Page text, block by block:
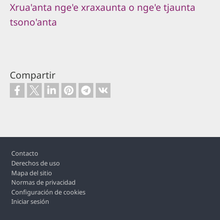
Xrua'anta nge'e xraxaunta o nge'e tjaunta
tsono'anta
Compartir
Footer
Contacto
Derechos de uso
Mapa del sitio
Normas de privacidad
Configuración de cookies
Iniciar sesión